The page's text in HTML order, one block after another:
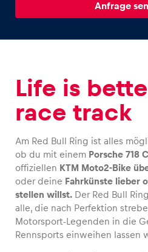
Seiten
Anfrage
Life is
race track
Am Red Bull Ring ist alles
ob du mit einem Porsche 718
offiziellen KTM Moto2-Bike
oder deine Fahrkünste lieber
stellen willst. Der Red Bull
alle, die nach Perfektion
Motorsport-Legenden in die
Rennsports einweihen lassen